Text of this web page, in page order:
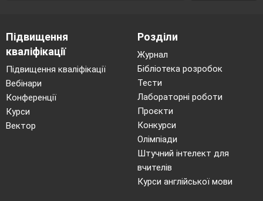
Підвищення
кваліфікації
Підвищення кваліфікації
Вебінари
Конференції
Курси
Вектор
Розділи
Журнал
Бібліотека розробок
Тести
Лабораторні роботи
Проєкти
Конкурси
Олімпіади
Штучний інтелект для
вчителів
Курси англійської мови